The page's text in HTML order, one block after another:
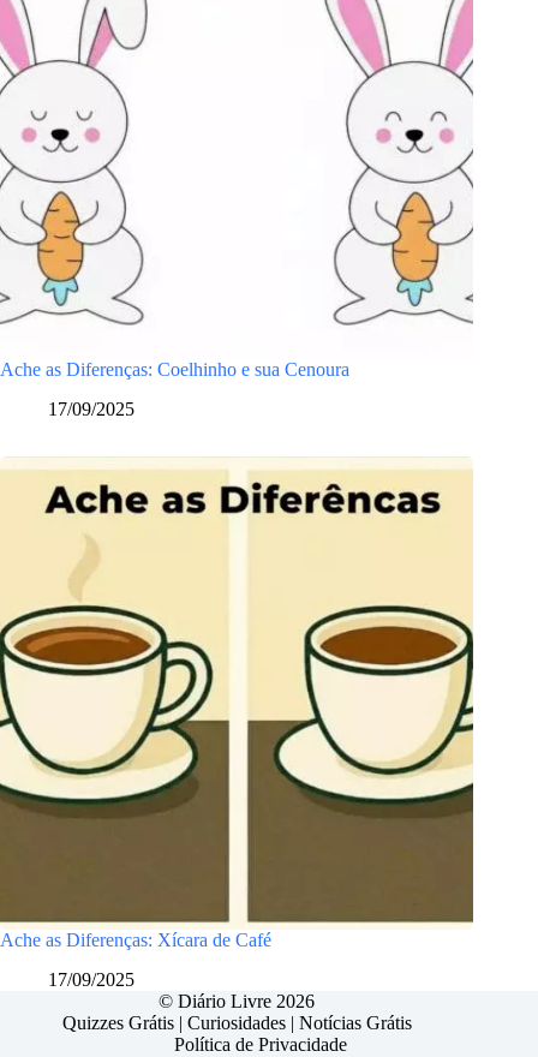
Ache as Diferenças: Coelhinho e sua Cenoura
17/09/2025
Ache as Diferenças: Xícara de Café
17/09/2025
© Diário Livre 2026
Quizzes Grátis| Curiosidades| Notícias Grátis
Política de Privacidade